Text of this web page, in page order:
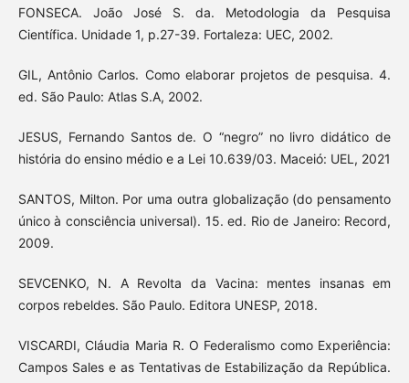
FONSECA. João José S. da. Metodologia da Pesquisa
Científica. Unidade 1, p.27-39. Fortaleza: UEC, 2002.
GIL, Antônio Carlos. Como elaborar projetos de pesquisa. 4.
ed. São Paulo: Atlas S.A, 2002.
JESUS, Fernando Santos de. O “negro” no livro didático de
história do ensino médio e a Lei 10.639/03. Maceió: UEL, 2021
SANTOS, Milton. Por uma outra globalização (do pensamento
único à consciência universal). 15. ed. Rio de Janeiro: Record,
2009.
SEVCENKO, N. A Revolta da Vacina: mentes insanas em
corpos rebeldes. São Paulo. Editora UNESP, 2018.
VISCARDI, Cláudia Maria R. O Federalismo como Experiência:
Campos Sales e as Tentativas de Estabilização da República.